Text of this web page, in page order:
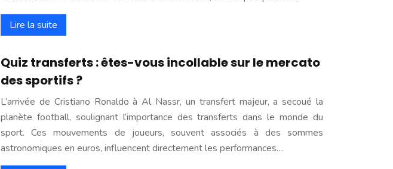
Lire la suite
Quiz transferts : êtes-vous incollable sur le mercato
des sportifs ?
L’arrivée de Cristiano Ronaldo à Al Nassr, un transfert majeur, a secoué la
planète football, soulignant l’importance des transferts dans le monde du
sport. Ces mouvements de joueurs, souvent associés à des sommes
astronomiques en euros, influencent directement les performances…